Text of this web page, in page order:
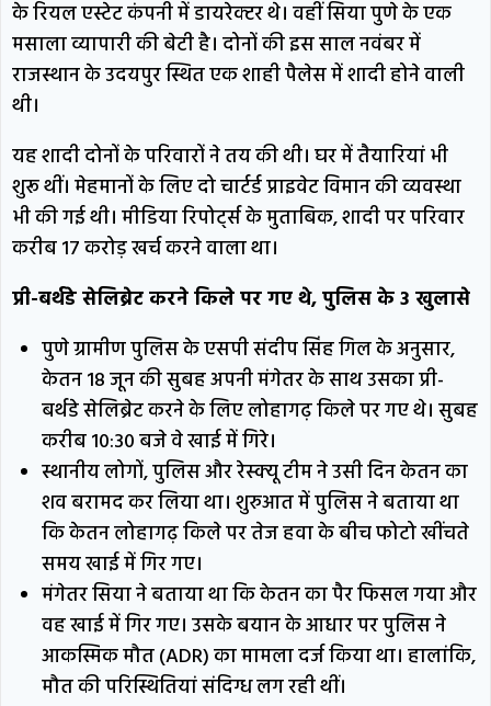
के रियल एस्टेट कंपनी में डायरेक्टर थे। वहीं सिया पुणे के एक
मसाला व्यापारी की बेटी है। दोनों की इस साल नवंबर में
राजस्थान के उदयपुर स्थित एक शाही पैलेस में शादी होने वाली
थी।
यह शादी दोनों के परिवारों ने तय की थी। घर में तैयारियां भी
शुरू थीं। मेहमानों के लिए दो चार्टर्ड प्राइवेट विमान की व्यवस्था
भी की गई थी। मीडिया रिपोर्ट्स के मुताबिक, शादी पर परिवार
करीब ₹17 करोड़ खर्च करने वाला था।
प्री-बर्थडे सेलिब्रेट करने किले पर गए थे, पुलिस के 3 खुलासे
पुणे ग्रामीण पुलिस के एसपी संदीप सिंह गिल के अनुसार,
केतन 18 जून की सुबह अपनी मंगेतर के साथ उसका प्री-
बर्थडे सेलिब्रेट करने के लिए लोहागढ़ किले पर गए थे। सुबह
करीब 10:30 बजे वे खाई में गिरे।
स्थानीय लोगों, पुलिस और रेस्क्यू टीम ने उसी दिन केतन का
शव बरामद कर लिया था। शुरुआत में पुलिस ने बताया था
कि केतन लोहागढ़ किले पर तेज हवा के बीच फोटो खींचते
समय खाई में गिर गए।
मंगेतर सिया ने बताया था कि केतन का पैर फिसल गया और
वह खाई में गिर गए। उसके बयान के आधार पर पुलिस ने
आकस्मिक मौत (ADR) का मामला दर्ज किया था। हालांकि,
मौत की परिस्थितियां संदिग्ध लग रही थीं।